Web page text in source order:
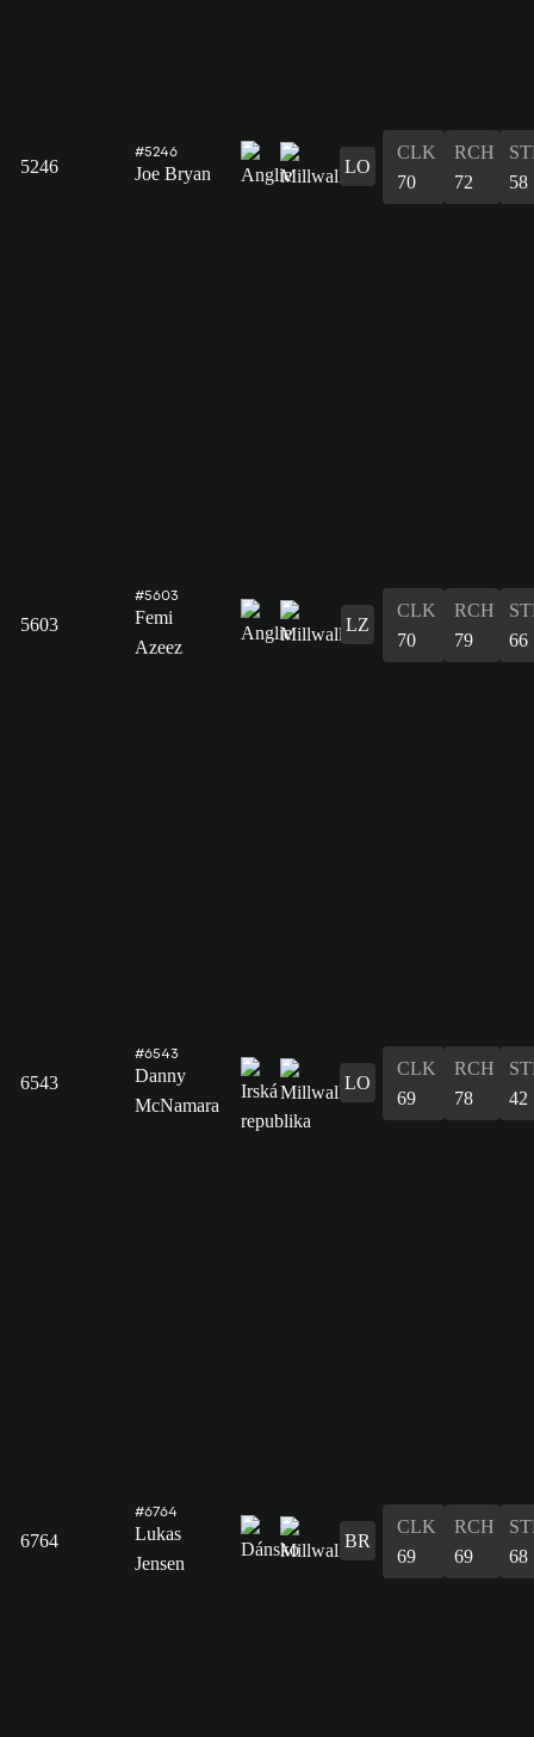
5246
#5246
Joe Bryan LO
CLK
70
RCH
72
58
5603
#5603
Femi
Azeez
LZ
CLK
70
RCH
79
66
6543
#6543
Danny
McNamara
LO
CLK
69
RCH
78
42
6764
#6764
Lukas
Jensen
BR
CLK
69
RCH
69
68